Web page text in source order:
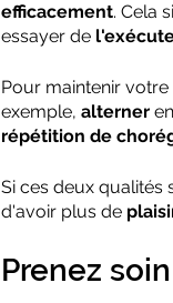
efficacement. Cela
essayer de
Pour maintenir votre
exemple, alterner
répétition de
Si ces deux qualités
d'avoir plus de
Prenez